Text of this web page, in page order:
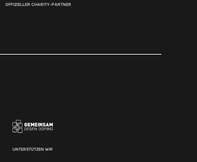
OFFIZIELLER CHARITY-PARTNER
UNTERSTÜTZEN WIR